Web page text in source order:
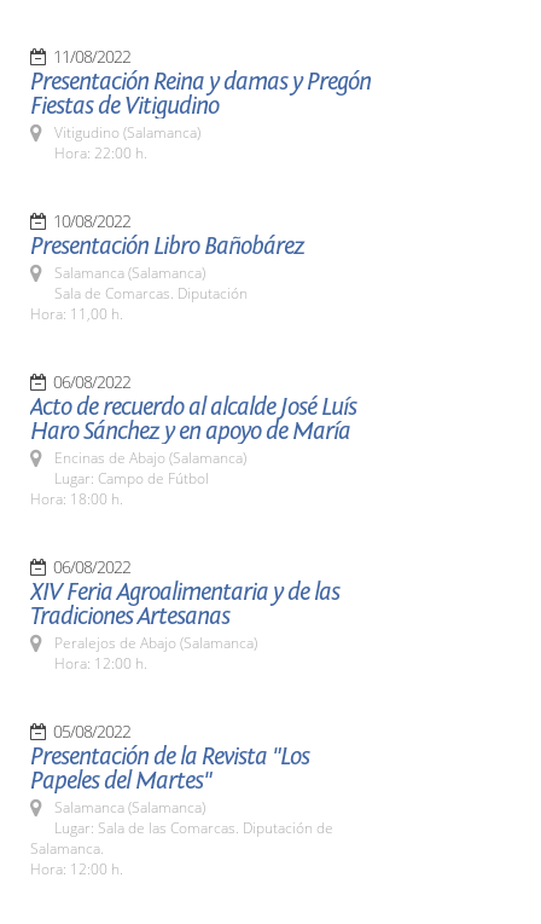
11/08/2022
Presentación Reina y damas y Pregón
Fiestas de Vitigudino
Vitigudino (Salamanca)
Hora: 22:00 h.
10/08/2022
Presentación Libro Bañobárez
Salamanca (Salamanca)
Sala de Comarcas. Diputación
Hora: 11,00 h.
06/08/2022
Acto de recuerdo al alcalde José Luís
Haro Sánchez y en apoyo de María
Encinas de Abajo (Salamanca)
Lugar: Campo de Fútbol
Hora: 18:00 h.
06/08/2022
XIV Feria Agroalimentaria y de las
Tradiciones Artesanas
Peralejos de Abajo (Salamanca)
Hora: 12:00 h.
05/08/2022
Presentación de la Revista "Los
Papeles del Martes"
Salamanca (Salamanca)
Lugar: Sala de las Comarcas. Diputación de
Salamanca.
Hora: 12:00 h.